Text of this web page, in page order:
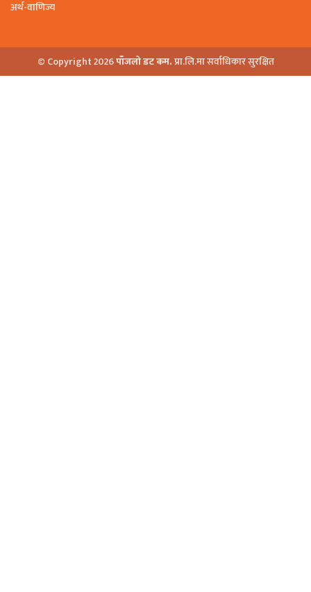
अर्थ-वाणिज्य
© Copyright 2026पाँजलो डट कम.प्रा.लि.मा सर्वाधिकार सुरक्षित